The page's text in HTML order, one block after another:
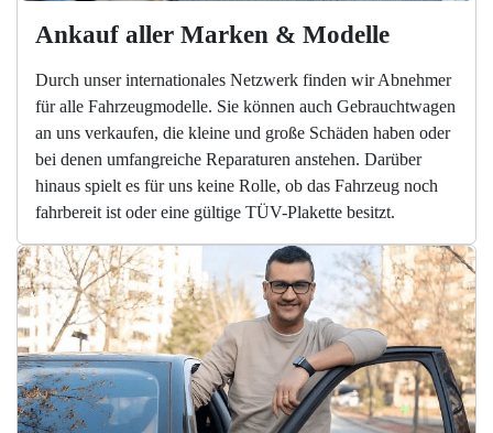
Ankauf aller Marken & Modelle
Durch unser internationales Netzwerk finden wir Abnehmer
für alle Fahrzeugmodelle. Sie können auch Gebrauchtwagen
an uns verkaufen, die kleine und große Schäden haben oder
bei denen umfangreiche Reparaturen anstehen. Darüber
hinaus spielt es für uns keine Rolle, ob das Fahrzeug noch
fahrbereit ist oder eine gültige TÜV-Plakette besitzt.